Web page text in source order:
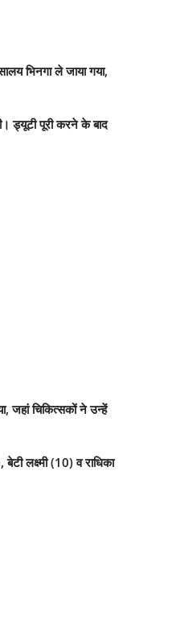
भिनगा ले जाया गया,
ड्यूटी पूरी करने के बाद
जहां चिकित्सकों ने उन्हें
लक्ष्मी (10) व राधिका